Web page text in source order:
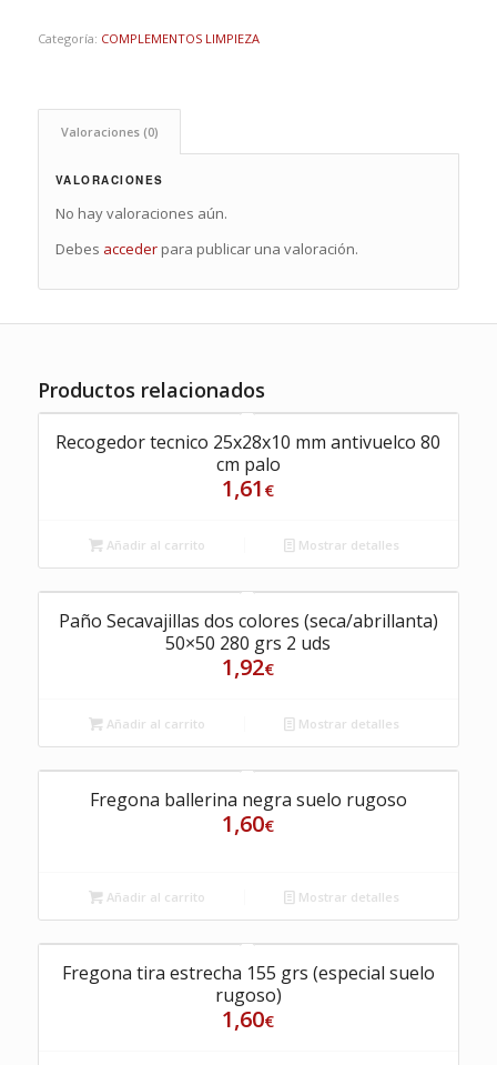
Categoría: COMPLEMENTOS LIMPIEZA
Valoraciones (0)
VALORACIONES
No hay valoraciones aún.
Debes accederpara publicar una valoración.
Productos relacionados
Recogedor tecnico 25x28x10 mm antivuelco 80
cm palo
1,61 €
Añadir al carrito Mostrar detalles
Paño Secavajillas dos colores (seca/abrillanta)
50×50 280 grs 2 uds
1,92€
Añadir al carrito Mostrar detalles
Fregona ballerina negra suelo rugoso
1,60€
Añadir al carrito Mostrar detalles
Fregona tira estrecha 155 grs (especial suelo
rugoso)
1,60€